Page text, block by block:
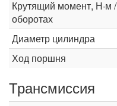
Крутящий момент, Н·м /
оборотах
Диаметр цилиндра
Ход поршня
Трансмиссия